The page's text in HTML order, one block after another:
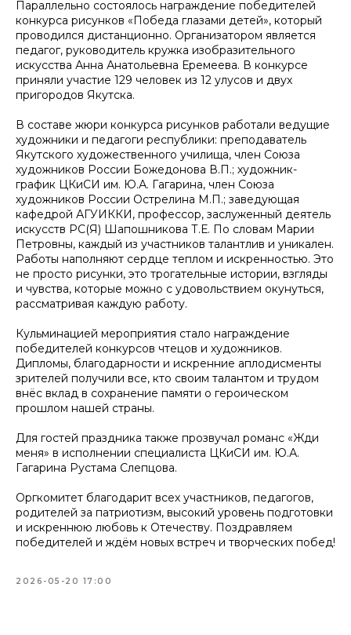
Параллельно состоялось награждение победителей
конкурса рисунков «Победа глазами детей», который
проводился дистанционно. Организатором является
педагог, руководитель кружка изобразительного
искусства Анна Анатольевна Еремеева. В конкурсе
приняли участие 129 человек из 12 улусов и двух
пригородов Якутска.
В составе жюри конкурса рисунков работали ведущие
художники и педагоги республики: преподаватель
Якутского художественного училища, член Союза
художников России Божедонова В.П.; художник-
график ЦКиСИ им. Ю.А. Гагарина, член Союза
художников России Острелина М.П.; заведующая
кафедрой АГУИККИ, профессор, заслуженный деятель
искусств РС(Я) Шапошникова Т.Е. По словам Марии
Петровны, каждый из участников талантлив и уникален.
Работы наполняют сердце теплом и искренностью. Это
не просто рисунки, это трогательные истории, взгляды
и чувства, которые можно с удовольствием окунуться,
рассматривая каждую работу.
Кульминацией мероприятия стало награждение
победителей конкурсов чтецов и художников.
Дипломы, благодарности и искренние аплодисменты
зрителей получили все, кто своим талантом и трудом
внёс вклад в сохранение памяти о героическом
прошлом нашей страны.
Для гостей праздника также прозвучал романс «Жди
меня» в исполнении специалиста ЦКиСИ им. Ю.А.
Гагарина Рустама Слепцова.
Оргкомитет благодарит всех участников, педагогов,
родителей за патриотизм, высокий уровень подготовки
и искреннюю любовь к Отечеству. Поздравляем
победителей и ждём новых встреч и творческих побед!
2026-05-20 17:00